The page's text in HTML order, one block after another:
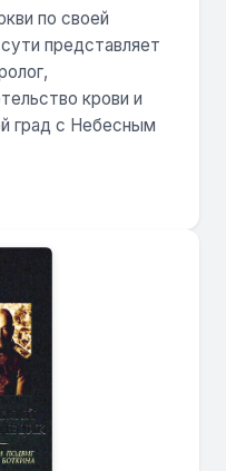
по своей
представляет
крови и
град с Небесным